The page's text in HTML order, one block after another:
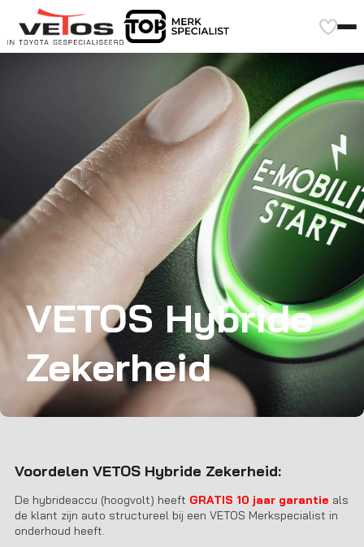
VETOS Hybride
Zekerheid
Voordelen VETOS Hybride Zekerheid:
De hybrideaccu (hoogvolt) heeft GRATIS 10 jaar garantie als
de klant zijn auto structureel bij een VETOS Merkspecialist in
onderhoud heeft.